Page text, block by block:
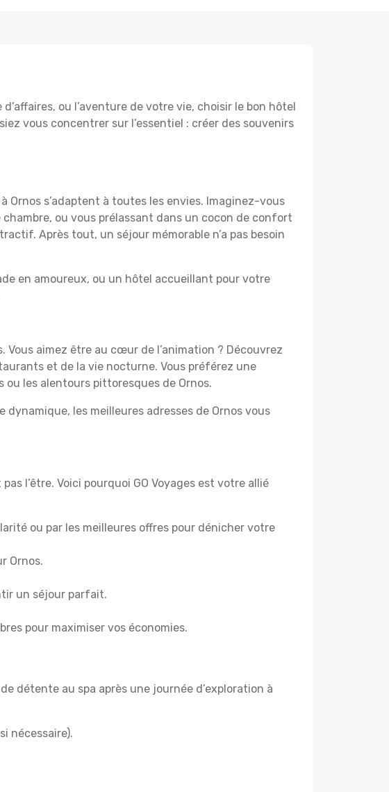
ou l’aventure de votre vie, choisir le bon hôtel
vous concentrer sur l’essentiel : créer des souvenirs
s’adaptent à toutes les envies. Imaginez-vous
ou vous prélassant dans un cocon de confort
Après tout, un séjour mémorable n’a pas besoin
en amoureux, ou un hôtel accueillant pour votre
Vous aimez être au cœur de l’animation ? Découvrez
et de la vie nocturne. Vous préférez une
ou les alentours pittoresques de Ornos.
les meilleures adresses de Ornos vous
l’être. Voici pourquoi GO Voyages est votre allié
ou par les meilleures offres pour dénicher votre
Ornos.
un séjour parfait.
pour maximiser vos économies.
détente au spa après une journée d’exploration à
nécessaire).